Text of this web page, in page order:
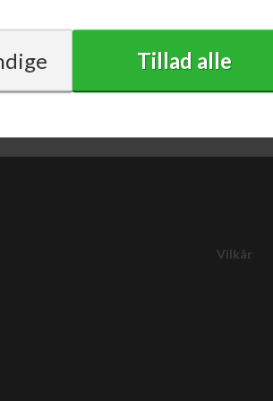
Vilkår